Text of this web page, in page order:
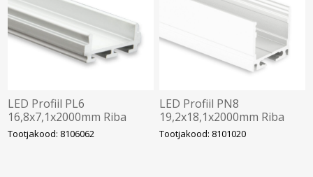
LED Profiil PL6
16,8x7,1x2000mm Riba
12mm Alu galaxy
Tootjakood: 8106062
LED Profiil PN8
19,2x18,1x2000mm Riba
max 16mm Alu Galaxy
Tootjakood: 8101020